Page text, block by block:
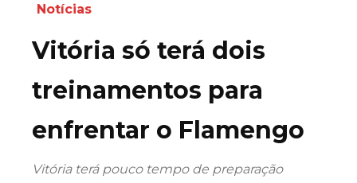
Notícias
Vitória só terá dois
treinamentos para
enfrentar o Flamengo
Vitória terá pouco tempo de preparação